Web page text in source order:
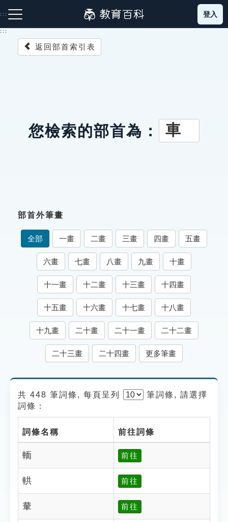
到
主
:::
成語故事
索引選單
知識索引
單字索引
生命大百科索引
遊戲專區
貓頭鷹博士
登入
:::
返回部首索引表
您檢索的部首為： 車
部首外筆畫
全部 一畫 二畫 三畫 四畫 五畫
六畫 七畫 八畫 九畫 十畫
十一畫 十二畫 十三畫 十四畫
十五畫 十六畫 十七畫 十八畫
十九畫 二十畫 二十一畫 二十二畫
二十三畫 二十四畫 更多筆畫
共 448 筆詞條, 每頁呈列 筆詞條, 請選擇
詞條：
詞條名稱 前往詞條
輀 前往
輁 前往
輂 前往